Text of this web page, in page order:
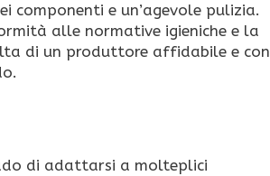
componenti e un’agevole pulizia.
alle normative igieniche e la
di un produttore affidabile e con
di adattarsi a molteplici